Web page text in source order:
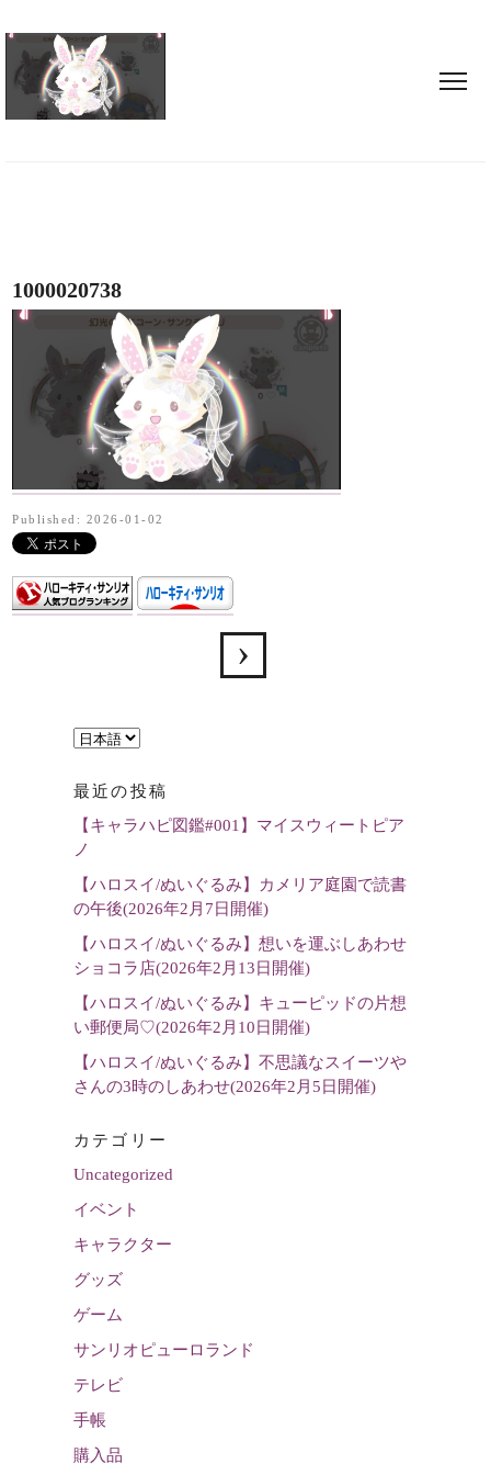
1000020738
Published: 2026-01-02
言
を
選
最近の投稿
【キャラハピ図鑑#001】マイスウィートピア
ノ
【ハロスイ/ぬいぐるみ】カメリア庭園で読書
の午後(2026年2月7日開催)
【ハロスイ/ぬいぐるみ】想いを運ぶしあわせ
ショコラ店(2026年2月13日開催)
【ハロスイ/ぬいぐるみ】キューピッドの片想
い郵便局♡(2026年2月10日開催)
【ハロスイ/ぬいぐるみ】不思議なスイーツや
さんの3時のしあわせ(2026年2月5日開催)
カテゴリー
Uncategorized
イベント
キャラクター
グッズ
ゲーム
サンリオピューロランド
テレビ
手帳
購入品